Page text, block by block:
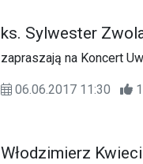
ks. Sylwester
zapraszają na Koncert
06.06.2017 11:30 1
Włodzimierz